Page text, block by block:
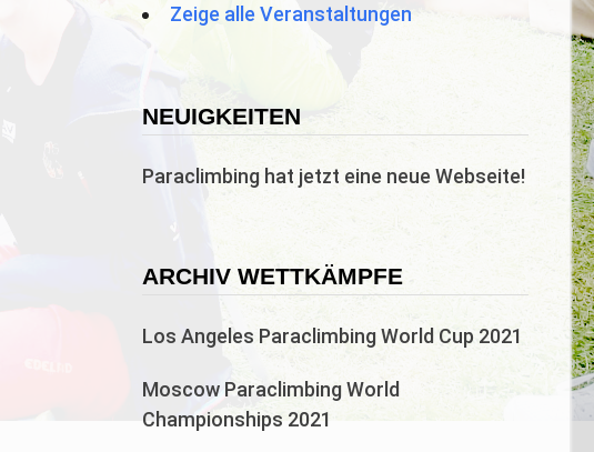
Zeige alle Veranstaltungen
NEUIGKEITEN
Paraclimbing hat jetzt eine neue Webseite!
ARCHIV WETTKÄMPFE
Los Angeles Paraclimbing World Cup 2021
Moscow Paraclimbing World
Championships 2021